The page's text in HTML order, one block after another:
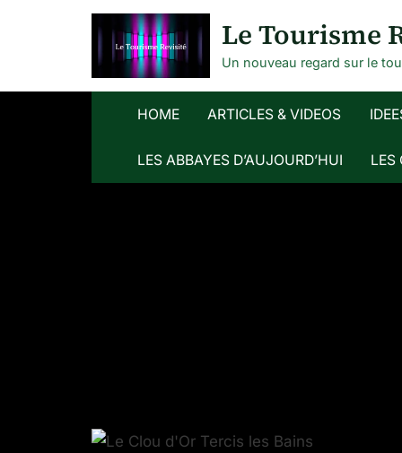
Le Tourisme
Un nouveau regard sur le
HOME ARTICLES & VIDEOS
LES ABBAYES D’AUJOURD’HUI LES